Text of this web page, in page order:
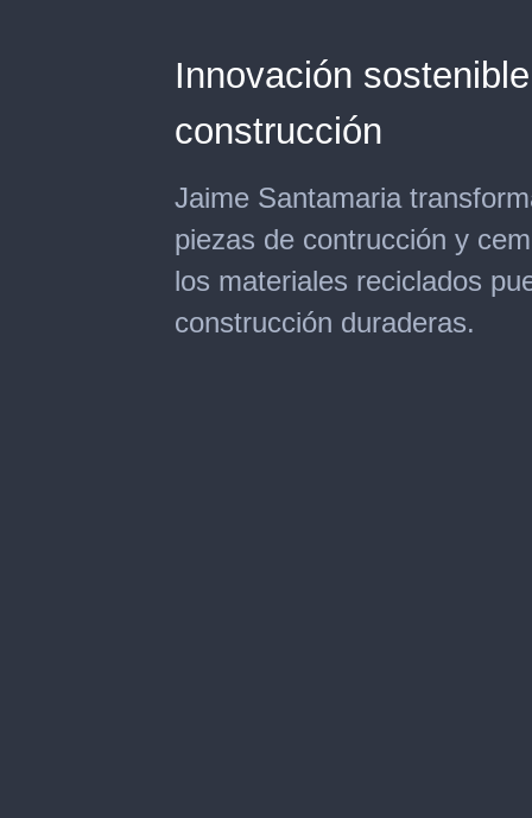
Innovación
construcción
Jaime Santamaria
piezas de contrucción y
los materiales reciclados
construcción duraderas.